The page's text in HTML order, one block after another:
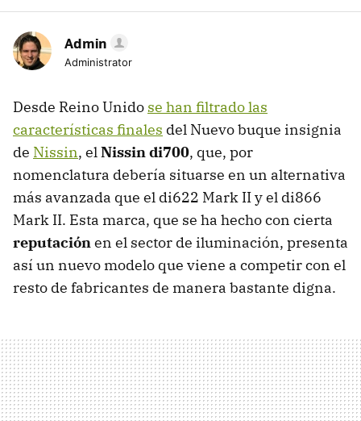
Admin
Administrator
Desde Reino Unido se han filtrado las
características finales del Nuevo buque insignia
de Nissin, elNissin di700, que, por
nomenclatura debería situarse en un alternativa
más avanzada que el di622 Mark II y el di866
Mark II. Esta marca, que se ha hecho con cierta
reputaciónen el sector de iluminación, presenta
así un nuevo modelo que viene a competir con el
resto de fabricantes de manera bastante digna.